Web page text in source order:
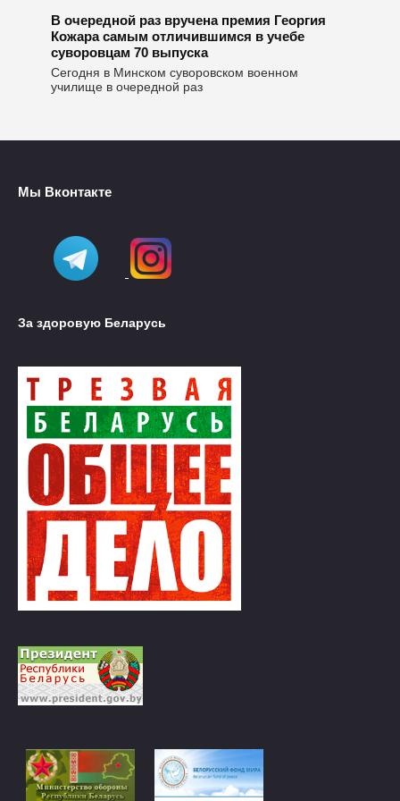
В очередной раз вручена премия Георгия
Кожара самым отличившимся в учебе
суворовцам 70 выпуска
Сегодня в Минском суворовском военном
училище в очередной раз
Мы Вконтакте
За здоровую Беларусь